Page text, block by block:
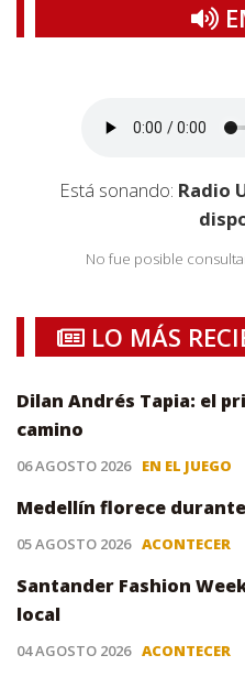
Está sonando: Radio
No fue posible
LO MÁS
Dilan Andrés Tapia: el
camino
06 AGOSTO 2026 EN EL JUEGO
Medellín florece
05 AGOSTO 2026 ACONTECER
Santander Fashion
local
04 AGOSTO 2026 ACONTECER